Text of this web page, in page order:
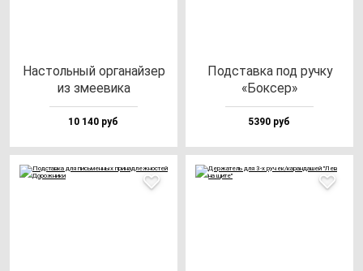
Нас­толь­ный ор­га­най­зер
из зме­еви­ка
10 140 руб
Под­став­ка под руч­ку
«Бок­сер»
5390 руб